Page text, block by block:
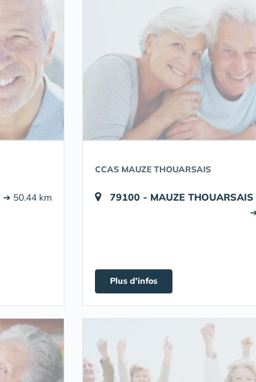
➔ 50.44 km
CCAS MAUZE THOUARSAIS
79100 - MAUZE THOUARSAIS
Plus d'infos